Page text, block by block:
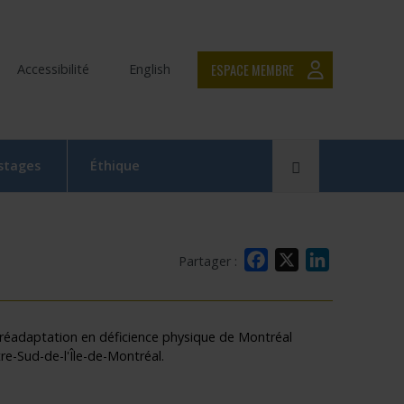
Accessibilité English ESPACE MEMBRE
relève
Éthique
Documentation
Partager : Facebook
en déficience physique de Montréal
Sud-de-l'Île-de-Montréal.